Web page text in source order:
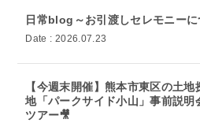
日常blog～お引渡しセレモニーに
Date : 2026.07.23
【今週末開催】熊本市東区の土
地「パークサイド小山」事前説明
ツアー🎥